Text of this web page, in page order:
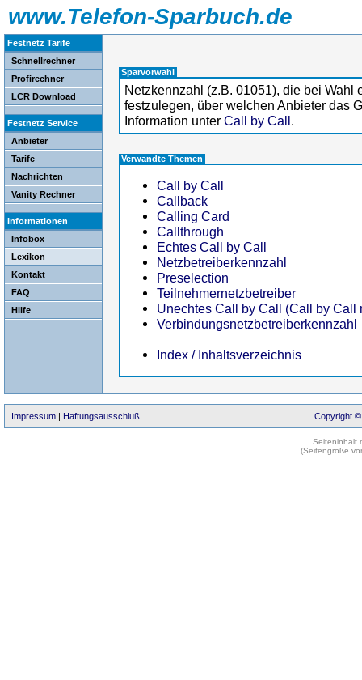
www.Telefon-Sparbuch.de
Festnetz Tarife
Schnellrechner
Profirechner
LCR Download
Festnetz Service
Anbieter
Tarife
Nachrichten
Vanity Rechner
Informationen
Infobox
Lexikon
Kontakt
FAQ
Hilfe
Sparvorwahl
Netzkennzahl (z.B. 01051), die bei Wahl
festzulegen, über welchen Anbieter das
Information unter Call by Call.
Verwandte Themen
Call by Call
Callback
Calling Card
Callthrough
Echtes Call by Call
Netzbetreiberkennzahl
Preselection
Teilnehmernetzbetreiber
Unechtes Call by Call (Call by Call
Verbindungsnetzbetreiberkennzahl
Index / Inhaltsverzeichnis
Impressum | Haftungsausschluß Copyright ©
Seiteninhalt
(Seitengröße